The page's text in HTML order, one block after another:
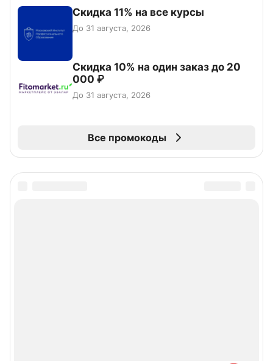
Скидка 11% на все курсы
До 31 августа, 2026
Скидка 10% на один заказ до 20
000 ₽
До 31 августа, 2026
Все промокоды